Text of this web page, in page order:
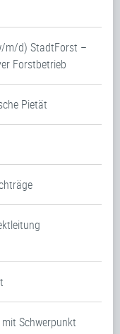
m/d) StadtForst –
Forstbetrieb
Pietät
Schwerpunkt